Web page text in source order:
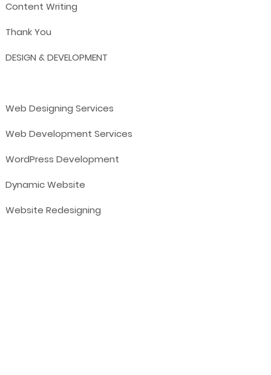
Content Writing
Thank You
DESIGN & DEVELOPMENT
Web Designing Services
Web Development Services
WordPress Development
Dynamic Website
Website Redesigning